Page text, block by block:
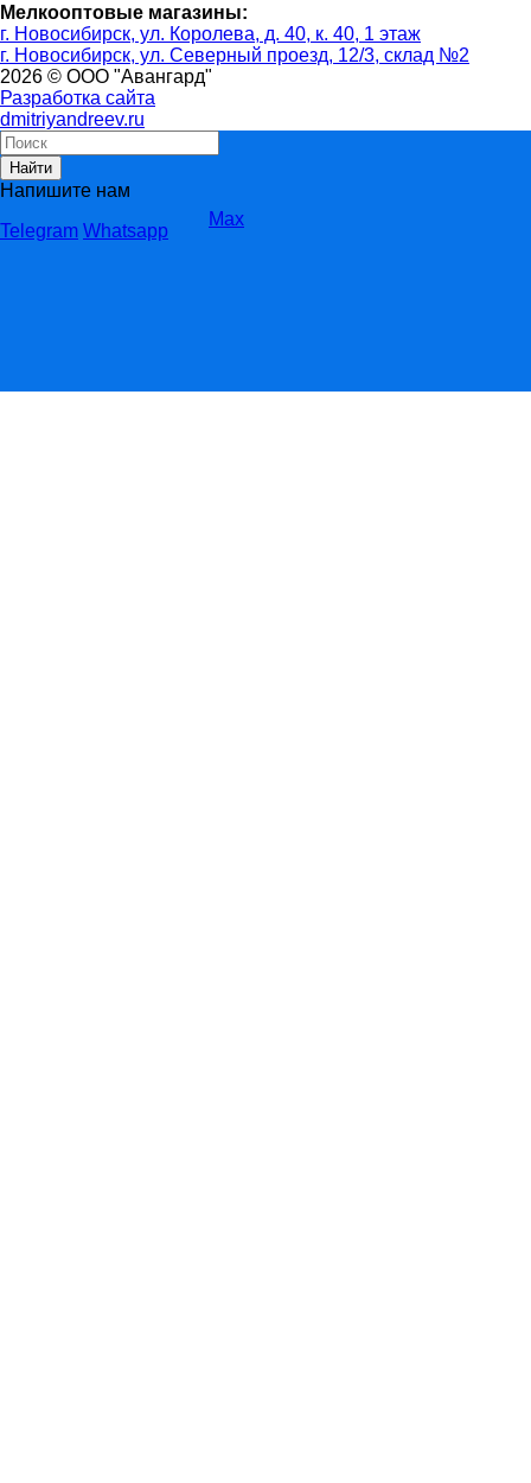
Мелкооптовые магазины:
г. Новосибирск, ул. Королева, д. 40, к. 40, 1 этаж
г. Новосибирск, ул. Северный проезд, 12/3, ​склад №2
2026 © ООО "Авангард"
Разработка сайта
dmitriyandreev.ru
Найти
Напишите нам
Telegram Whatsapp
Max